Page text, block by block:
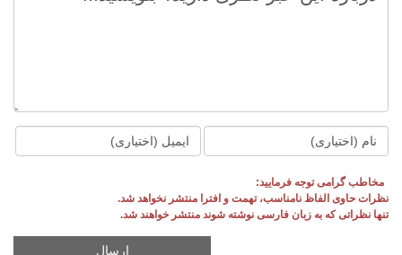
مخاطب گرامی توجه فرمایید:
نظرات حاوی الفاظ نامناسب، تهمت و افترا منتشر نخواهد شد.
تنها نظراتی که به زبان فارسی نوشته شوند منتشر خواهند شد.